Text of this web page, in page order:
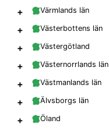
+ Värmlands län
+ Västerbottens län
+ Västergötland
+ Västernorrlands län
+ Västmanlands län
+ Älvsborgs län
+ Öland